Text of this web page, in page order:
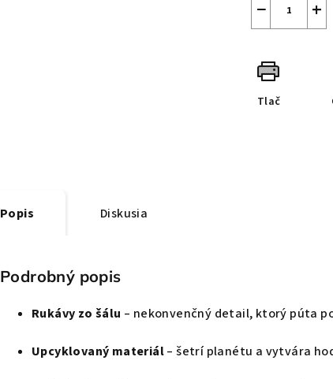
+
−
Tlač
Popis Diskusia
Podrobný popis
Rukávy zo šálu – nekonvenčný detail, ktorý púta
Upcyklovaný materiál– šetrí planétu a vytvára